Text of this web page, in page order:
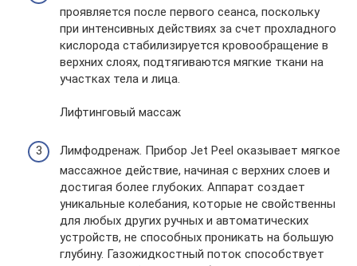
проявляется после первого сеанса, поскольку
при интенсивных действиях за счет прохладного
кислорода стабилизируется кровообращение в
верхних слоях, подтягиваются мягкие ткани на
участках тела и лица.
Лифтинговый массаж
Лимфодренаж. Прибор Jet Peel оказывает мягкое
массажное действие, начиная с верхних слоев и
достигая более глубоких. Аппарат создает
уникальные колебания, которые не свойственны
для любых других ручных и автоматических
устройств, не способных проникать на большую
глубину. Газожидкостный поток способствует